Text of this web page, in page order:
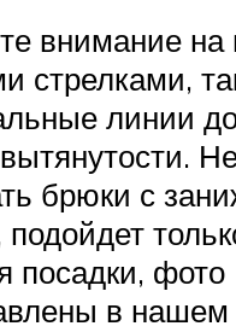
внимание на
стрелками,
линии
брюки с
посадки, фото
в нашем